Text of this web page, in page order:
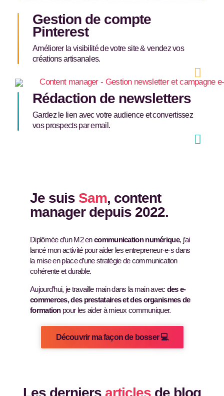
Gestion de compte
Pinterest
Améliorer la visibilité de votre site & vendez vos
créations artisanales.
Rédaction de newsletters
Gardez le lien avec votre audience et convertissez
vos prospects par email.
Je suis Sam, content
manager depuis 2022.
Diplômée d’un M2 encommunication numérique, j’ai
lancé mon activité pour aider les entrepreneur·e·s dans
la mise en place d’une stratégie de communication
cohérente et durable.
Aujourd’hui, je travaille main dans la main avec des e-
commerces, des prestataires et des organismes de
formationpour les aider à mieux communiquer.
Découvrir ma façon de bosser 💻